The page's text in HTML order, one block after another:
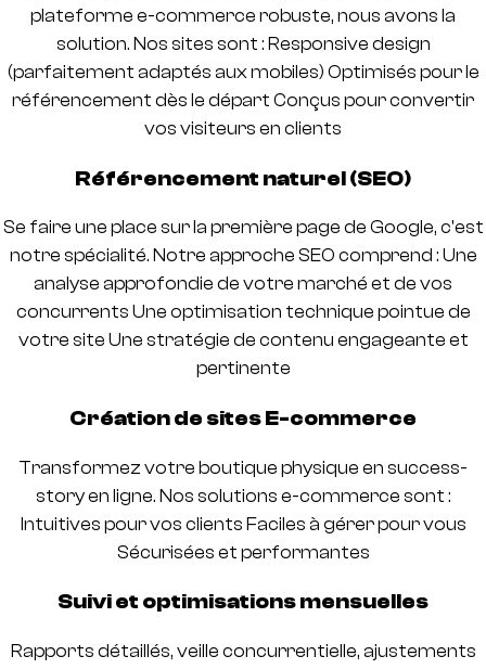
plateforme e-commerce robuste, nous avons la
solution. Nos sites sont : Responsive design
(parfaitement adaptés aux mobiles) Optimisés pour le
référencement dès le départ Conçus pour convertir
vos visiteurs en clients
Référencement naturel (SEO)
Se faire une place sur la première page de Google, c'est
notre spécialité. Notre approche SEO comprend : Une
analyse approfondie de votre marché et de vos
concurrents Une optimisation technique pointue de
votre site Une stratégie de contenu engageante et
pertinente
Création de sites E-commerce
Transformez votre boutique physique en success-
story en ligne. Nos solutions e-commerce sont :
Intuitives pour vos clients Faciles à gérer pour vous
Sécurisées et performantes
Suivi et optimisations mensuelles
Rapports détaillés, veille concurrentielle, ajustements